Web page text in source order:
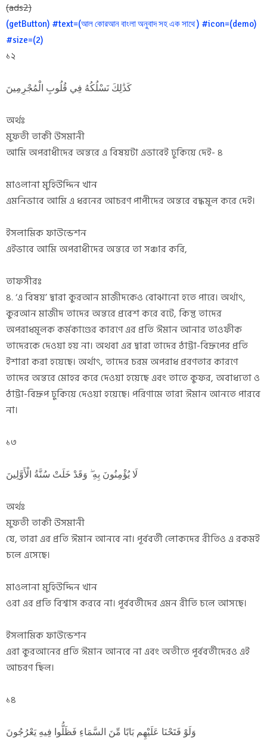
(ads2)
(getButton) #text=(আল কোরআন বাংলা অনুবাদ সহ এক সাথে ) #icon=(demo)
#size=(2)
১২
كَذَٰلِكَ نَسْلُكُهُ فِي قُلُوبِ الْمُجْرِمِينَ
অর্থঃ
মুফতী তাকী উসমানী
আমি অপরাধীদের অন্তরে এ বিষয়টা এভাবেই ঢুকিয়ে দেই- ৪
মাওলানা মুহিউদ্দিন খান
এমনিভাবে আমি এ ধরনের আচরণ পাপীদের অন্তরে বদ্ধমূল করে দেই।
ইসলামিক ফাউন্ডেশন
এইভাবে আমি অপরাধীদের অন্তরে তা সঞ্চার করি,
তাফসীরঃ
৪. ‘এ বিষয়’ দ্বারা কুরআন মাজীদকেও বোঝানো হতে পারে। অর্থাৎ,
কুরআন মাজীদ তাদের অন্তরে প্রবেশ করে বটে, কিন্তু তাদের
অপরাধমূলক কর্মকাণ্ডের কারণে এর প্রতি ঈমান আনার তাওফীক
তাদেরকে দেওয়া হয় না। অথবা এর দ্বারা তাদের ঠাট্টা-বিদ্রূপের প্রতি
ইশারা করা হয়েছে। অর্থাৎ, তাদের চরম অপরাধ প্রবণতার কারণে
তাদের অন্তরে মোহর করে দেওয়া হয়েছে এবং তাতে কুফর, অবাধ্যতা ও
ঠাট্টা-বিদ্রূপ ঢুকিয়ে দেওয়া হয়েছে। পরিণামে তারা ঈমান আনতে পারবে
না।
১৩
لَا يُؤْمِنُونَ بِهِ ۖ وَقَدْ خَلَتْ سُنَّةُ الْأَوَّلِينَ
অর্থঃ
মুফতী তাকী উসমানী
যে, তারা এর প্রতি ঈমান আনবে না। পূর্ববর্তী লোকদের রীতিও এ রকমই
চলে এসেছে।
মাওলানা মুহিউদ্দিন খান
ওরা এর প্রতি বিশ্বাস করবে না। পূর্ববর্তীদের এমন রীতি চলে আসছে।
ইসলামিক ফাউন্ডেশন
এরা কুরআনের প্রতি ঈমান আনবে না এবং অতীতে পূর্ববর্তীদেরও এই
আচরণ ছিল।
১৪
وَلَوْ فَتَحْنَا عَلَيْهِم بَابًا مِّنَ السَّمَاءِ فَظَلُّوا فِيهِ يَعْرُجُونَ